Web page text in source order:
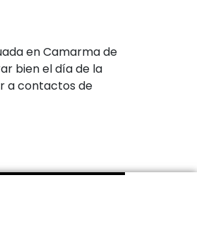
en Camarma de
bien el día de la
a contactos de